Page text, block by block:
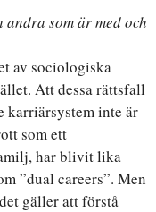
som är med och
av sociologiska
Att dessa rättsfall
karriärsystem inte är
som ett
har blivit lika
”dual careers”. Men
gäller att förstå